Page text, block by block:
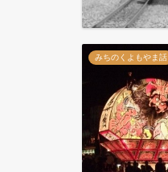
みちのくよもやま話